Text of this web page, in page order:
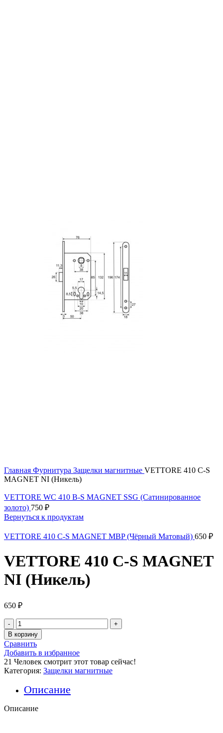
Главная Фурнитура Защелки магнитные VETTORE 410 C-S
MAGNET NI (Никель)
VETTORE WC 410 B-S MAGNET SSG (Сатинированное
золото) 750 ₽
Вернуться к продуктам
VETTORE 410 С-S MAGNET MBP (Чёрный Матовый) 650 ₽
VETTORE 410 C-S MAGNET
NI (Никель)
650 ₽
Количество
товара
VETTORE
410
C-
S
MAGNET
(Никель)
В корзину
Сравнить
Добавить в избранное
21 Человек смотрит этот товар сейчас!
Категория: Защелки магнитные
Описание
Описание